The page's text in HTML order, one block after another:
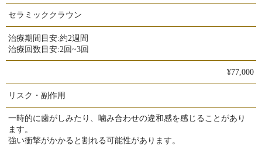
セラミッククラウン
治療期間目安:約2週間
治療回数目安:2回~3回
¥77,000
リスク・副作用
一時的に歯がしみたり、噛み合わせの違和感を感じることがあり
ます。
強い衝撃がかかると割れる可能性があります。